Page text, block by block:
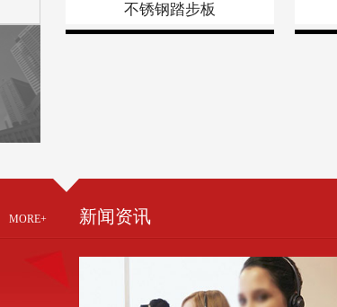
不锈钢踏步板
MORE+ 新闻资讯